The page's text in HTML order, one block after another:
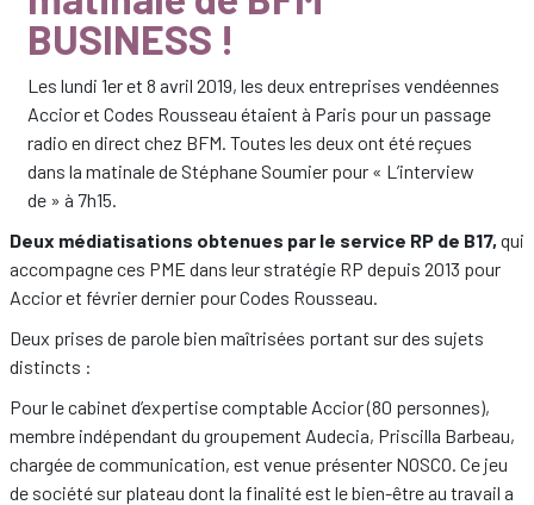
BUSINESS !
Les lundi 1er et 8 avril 2019, les deux entreprises vendéennes
Accior et Codes Rousseau étaient à Paris pour un passage
radio en direct chez BFM. Toutes les deux ont été reçues
dans la matinale de Stéphane Soumier pour « L’interview
de » à 7h15.
Deux médiatisations obtenues par le service RP de B17, qui
accompagne ces PME dans leur stratégie RP depuis 2013 pour
Accior et février dernier pour Codes Rousseau.
Deux prises de parole bien maîtrisées portant sur des sujets
distincts :
Pour le cabinet d’expertise comptable Accior (80 personnes),
membre indépendant du groupement Audecia, Priscilla Barbeau,
chargée de communication, est venue présenter NOSCO. Ce jeu
de société sur plateau dont la finalité est le bien-être au travail a